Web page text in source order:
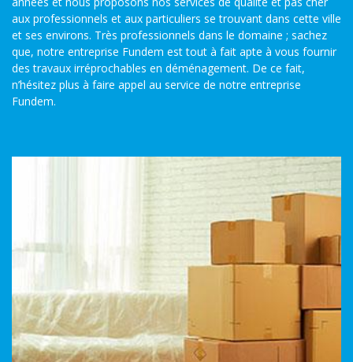
aux professionnels et aux particuliers se trouvant dans cette ville
et ses environs. Très professionnels dans le domaine ; sachez
que, notre entreprise Fundem est tout à fait apte à vous fournir
des travaux irréprochables en déménagement. De ce fait,
n’hésitez plus à faire appel au service de notre entreprise
Fundem.